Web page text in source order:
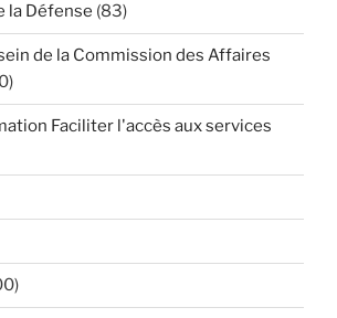
la Défense (83)
de la Commission des Affaires
Faciliter l'accès aux services